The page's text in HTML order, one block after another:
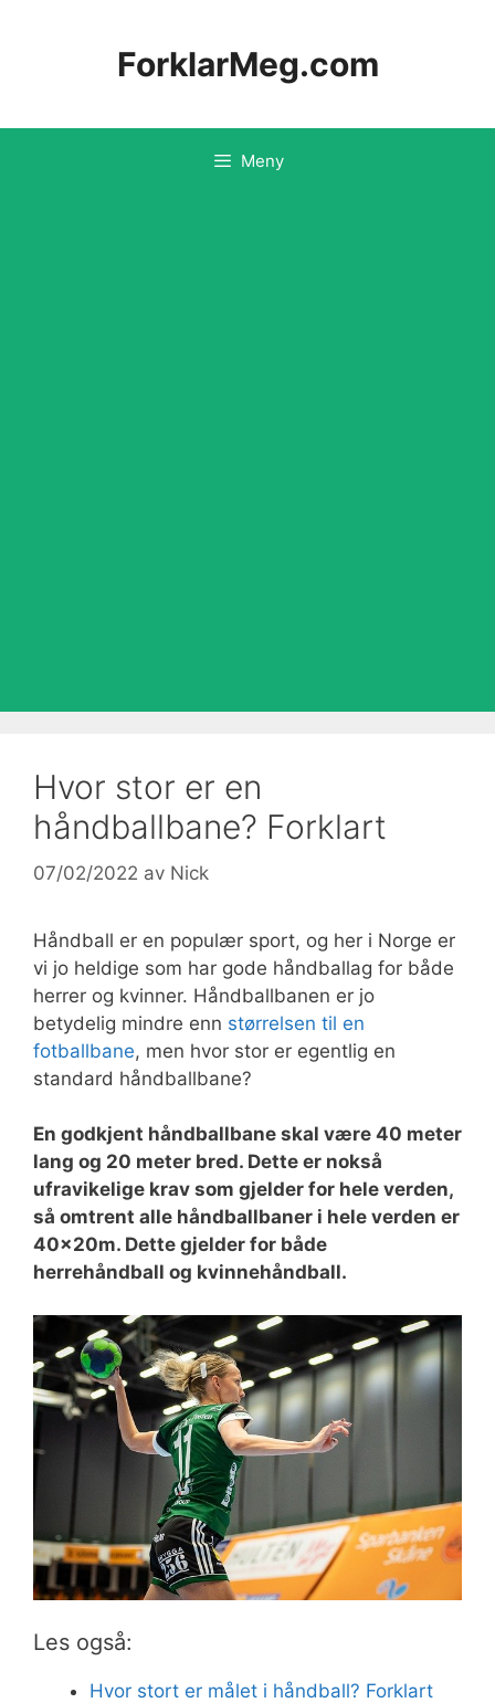
ForklarMeg.com
Meny
Hvor stor er en
håndballbane? Forklart
07/02/2022 av Nick
Håndball er en populær sport, og her i Norge er
vi jo heldige som har gode håndballag for både
herrer og kvinner. Håndballbanen er jo
betydelig mindre enn størrelsen til en
fotballbane, men hvor stor er egentlig en
standard håndballbane?
En godkjent håndballbane skal være 40 meter
lang og 20 meter bred. Dette er nokså
ufravikelige krav som gjelder for hele verden,
så omtrent alle håndballbaner i hele verden er
40x20m. Dette gjelder for både
herrehåndball og kvinnehåndball.
Les også:
Hvor stort er målet i håndball? Forklart